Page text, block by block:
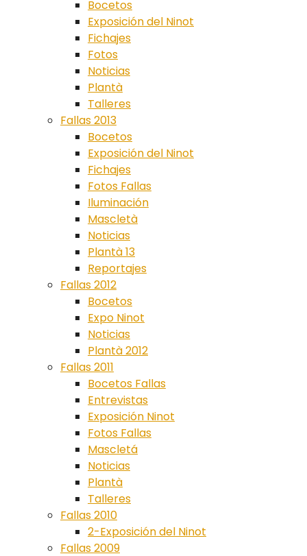
Bocetos
Exposición del Ninot
Fichajes
Fotos
Noticias
Plantà
Talleres
Fallas 2013
Bocetos
Exposición del Ninot
Fichajes
Fotos Fallas
Iluminación
Mascletà
Noticias
Plantà 13
Reportajes
Fallas 2012
Bocetos
Expo Ninot
Noticias
Plantà 2012
Fallas 2011
Bocetos Fallas
Entrevistas
Exposición Ninot
Fotos Fallas
Mascletá
Noticias
Plantà
Talleres
Fallas 2010
2-Exposición del Ninot
Fallas 2009